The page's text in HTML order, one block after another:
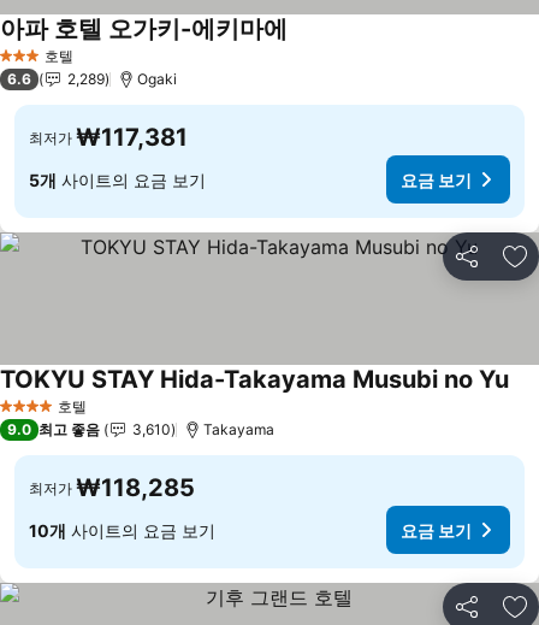
3 성급 호텔
아파 호텔 오가키-에키마에
6.6 2,289 Ogaki
최저가 ₩117,381
5개 사이트의 요금 보기 요금 보기
공유 즐
4 성급 호텔
TOKYU STAY Hida-Takayama Musubi no Yu
9.0 최고 좋음 3,610 Takayama
최저가 ₩118,285
10개 사이트의 요금 보기 요금 보기
공유 즐